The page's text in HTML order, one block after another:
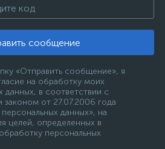
сообщение
«Отправить сообщение», я
на обработку моих
данных, в соответствии с
от 27.07.2006 года
данных», на
целей, определенных в
персональных